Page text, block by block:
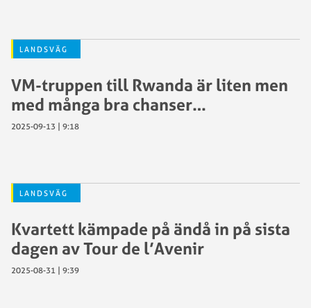
LANDSVÄG
VM-truppen till Rwanda är liten men
med många bra chanser…
2025-09-13 | 9:18
LANDSVÄG
Kvartett kämpade på ändå in på sista
dagen av Tour de l’Avenir
2025-08-31 | 9:39